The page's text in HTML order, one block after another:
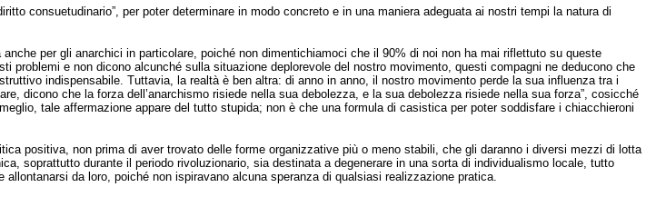
consuetudinario”, per poter determinare in modo concreto e in una maniera adeguata ai nostri tempi la natura di
per gli anarchici in particolare, poiché non dimentichiamoci che il 90% di noi non ha mai riflettuto su queste
e non dicono alcunché sulla situazione deplorevole del nostro movimento, questi compagni ne deducono che
indispensabile. Tuttavia, la realtà è ben altra: di anno in anno, il nostro movimento perde la sua influenza tra i
dicono che la forza dell’anarchismo risiede nella sua debolezza, e la sua debolezza risiede nella sua forza”, cosicché
tale affermazione appare del tutto stupida; non è che una formula di casistica per poter soddisfare i chiacchieroni
positiva, non prima di aver trovato delle forme organizzative più o meno stabili, che gli daranno i diversi mezzi di lotta
soprattutto durante il periodo rivoluzionario, sia destinata a degenerare in una sorta di individualismo locale, tutto
da loro, poiché non ispiravano alcuna speranza di qualsiasi realizzazione pratica.